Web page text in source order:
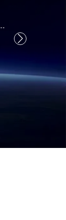
越南平陽省生產